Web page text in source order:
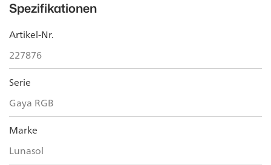
Spezifikationen
Artikel-Nr.
227876
Serie
Gaya RGB
Marke
Lunasol